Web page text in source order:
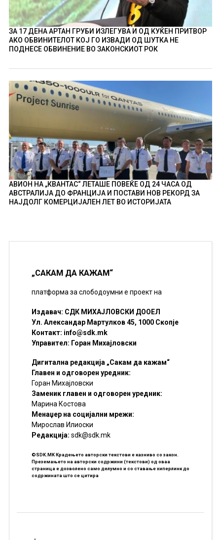
ЗА 17 ДЕНА АРТАН ГРУБИ ИЗЛЕГУВА И ОД КУЌЕН ПРИТВОР
АКО ОБВИНИТЕЛОТ КОЈ ГО ИЗВАДИ ОД ШУТКА НЕ
ПОДНЕСЕ ОБВИНЕНИЕ ВО ЗАКОНСКИОТ РОК
АВИОН НА „КВАНТАС“ ЛЕТАШЕ ПОВЕЌЕ ОД 24 ЧАСА ОД
АВСТРАЛИЈА ДО ФРАНЦИЈА И ПОСТАВИ НОВ РЕКОРД ЗА
НАЈДОЛГ КОМЕРЦИЈАЛЕН ЛЕТ ВО ИСТОРИЈАТА
„САКАМ ДА КАЖАМ“
платформа за слободоумни е проект на
Издавач: СДК МИХАЈЛОВСКИ ДООЕЛ
Ул. Александар Мартулков 45, 1000 Скопје
Контакт: info@sdk.mk
Управител: Горан Михајловски
Дигитална редакција „Сакам да кажам“
Главен и одговорен уредник:
Горан Михајловски
Заменик главен и одговорен уредник:
Марина Костова
Менаџер на социјални мрежи:
Мирослав Илиоски
Редакцијa: sdk@sdk.mk
©SDK.MK Крадењето авторски текстови е казниво со закон.
Преземањето на авторски содржини (текстови) од оваа
страница е дозволено само делумно и со ставање хиперлинк до
содржината што се цитира